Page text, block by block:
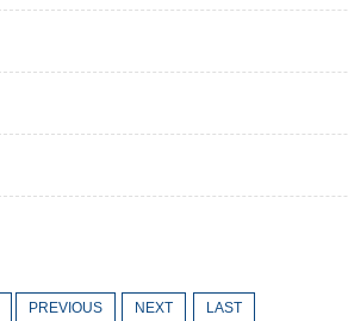
PREVIOUS NEXT LAST